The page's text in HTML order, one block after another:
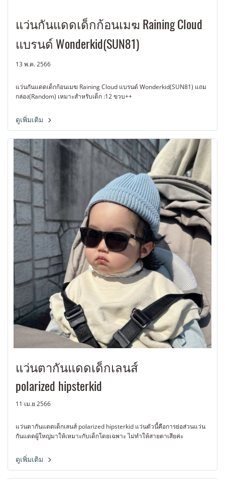
แว่นกันแดดเด็กก้อนเมฆ Raining Cloud
แบรนด์ Wonderkid(SUN81)
13 พ.ค. 2566
แว่นกันแดดเด็กก้อนเมฆ Raining Cloud แบรนด์ Wonderkid(SUN81) แถม
กล่อง(Random) เหมาะสำหรับเด็ก :12 ขวบ++
ดูเพิ่มเติม
แว่นตากันแดดเด็กเลนส์
polarized hipsterkid
11 เม.ย 2566
แว่นตากันแดดเด็กเลนส์ polarized hipsterkid แว่นตัวนี้คือการย่อส่วนแว่น
กันแดดผู้ใหญ่มาให้เหมาะกับเด็กโดยเฉพาะ ไม่ทำให้สายตาเสียค่ะ
ดูเพิ่มเติม